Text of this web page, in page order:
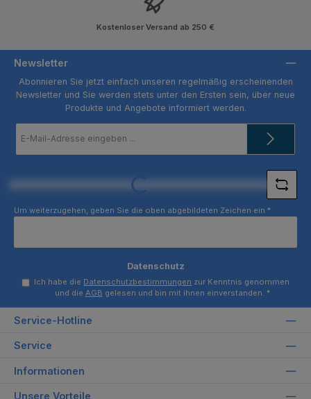
Kostenloser Versand ab 250 €
Newsletter
Abonnieren Sie jetzt einfach unseren regelmäßig erscheinenden
Newsletter und Sie werden stets unter den Ersten sein, über neue
Produkte und Angebote informiert werden.
Mail-
Loading...
Um weiterzugehen, geben Sie die oben abgebildeten Zeichen ein *
Datenschutz
Ich habe die Datenschutzbestimmungen zur Kenntnis genommen
und die AGB gelesen und bin mit ihnen einverstanden. *
Service-Hotline
Service
Informationen
Unsere Vorteile